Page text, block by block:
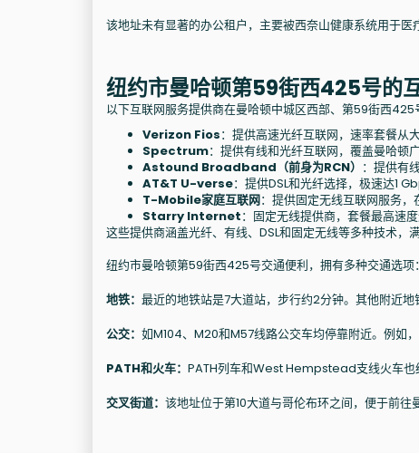
该地址未有显著的办公租户，主要被西奈山健康系统用于医
纽约市曼哈顿第59街西425号的
以下互联网服务提供商在曼哈顿中城区西部、第59街西425
Verizon Fios：提供高速光纤互联网，速率套餐从
Spectrum：提供有线和光纤互联网，覆盖曼哈顿
Astound Broadband（前身为RCN） ：提供有
AT&T U-verse：提供DSL和光纤选择，极速达1
T-Mobile家庭互联网：提供固定无线互联网服务
Starry Internet：固定无线提供商，套餐最高速
这些提供商涵盖光纤、有线、DSL和固定无线等多种技术，
纽约市曼哈顿第59街西425号交通便利，拥有多种交通选项：
地铁： 最近的地铁站是7大道站，步行约2分钟。其他附近
公交： 如M104、M20和M57线路公交车均停靠附近。例如
PATH和火车： PATH列车和West Hempstead支线火车也
交叉街道： 该地址位于第10大道与哥伦布环之间，便于前往